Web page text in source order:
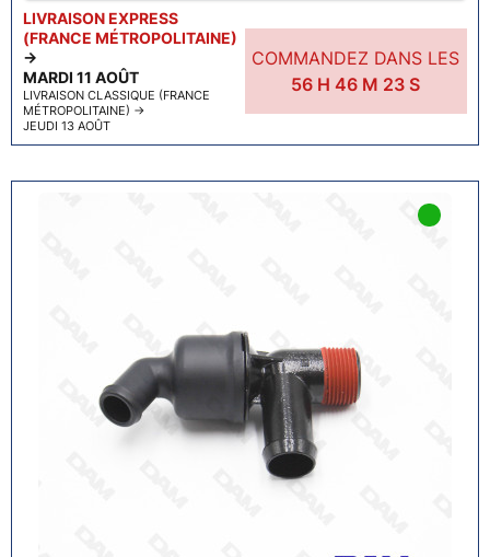
LIVRAISON EXPRESS
(FRANCE MÉTROPOLITAINE)
→
MARDI 11 AOÛT
LIVRAISON CLASSIQUE (FRANCE
MÉTROPOLITAINE) →
JEUDI 13 AOÛT
COMMANDEZ DANS LES
56 H46 M 22 S